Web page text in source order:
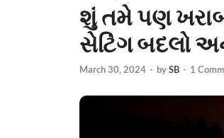
શું તમે પણ ખરાબ
સેટિંગ બદલો
March 30, 2024 - bySB - 1